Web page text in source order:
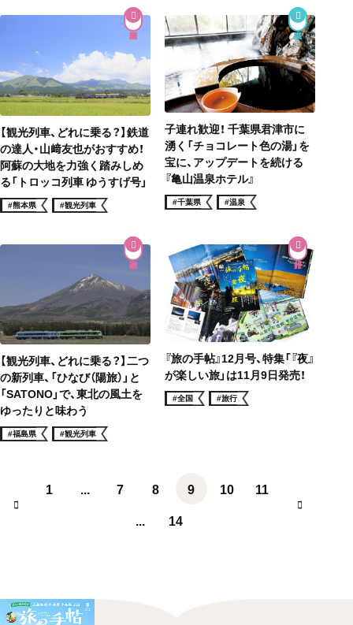
【観光列車、どれに乗る？】鉄道
の達人・山﨑友也がおすすめ！
阿蘇の大地を力強く踏みしめ
る「トロッコ列車 ゆうすげ号」
#熊本県 #観光列車
子連れ歓迎！ 千葉県君津市に
湧く「チョコレート色の湯」を
宝に、アップデートを続ける
『亀山温泉ホテル』
#千葉県 #温泉
【観光列車、どれに乗る？】二つ
の新列車、「ひなび（陽旅）」と
「SATONO」で、東北の風土を
ゆったりと味わう
#福島県 #観光列車
『旅の手帖』12月号、特集「『夜』
が楽しい旅」は11月9日発売！
#全国 #旅行
1 ... 7 8 9 10
11
...
14